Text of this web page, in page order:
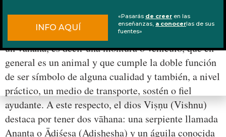
El águila y su enemistad con la serpiente
En la tradición hindú casi todas las deidades tienen
un vāhana, es decir una montura o vehículo, que en
general es un animal y que cumple la doble función
de ser símbolo de alguna cualidad y también, a nivel
práctico, un medio de transporte, sostén o fiel
ayudante. A este respecto, el dios Viṣṇu (Vishnu)
destaca por tener dos vāhana: una serpiente llamada
Ananta o Ādiśeṣa (Adishesha) y un águila conocida
INFO AQUÍ
«Pasarás de creer en las
enseñanzas, a conocerlas de sus
fuentes»